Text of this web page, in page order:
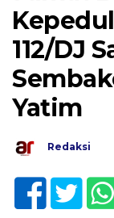
112/DJ
Yatim
Redaksi